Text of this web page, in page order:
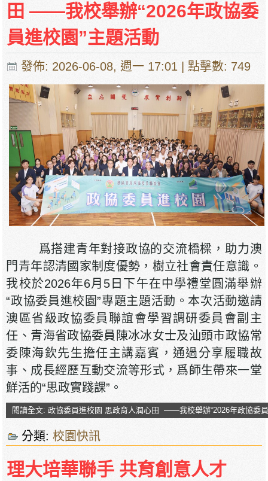
田 ——我校舉辦“2026年政協委
員進校園”主題活動
發佈: 2026-06-08, 週一 17:01 | 點擊數: 749
爲搭建青年對接政協的交流橋樑，助力澳
門青年認清國家制度優勢，樹立社會責任意識。
我校於2026年6月5日下午在中學禮堂圓滿舉辦
“政協委員進校園”專題主題活動。本次活動邀請
澳區省級政協委員聯誼會學習調研委員會副主
任、青海省政協委員陳冰冰女士及汕頭市政協常
委陳海欽先生擔任主講嘉賓，通過分享履職故
事、成長經歷互動交流等形式，爲師生帶來一堂
鮮活的“思政實踐課”。
閱讀全文: 政協委員進校園 思政育人潤心田 ——我校舉辦“2026年政協委
分類:校園快訊
理大培華聯手 共育創意人才